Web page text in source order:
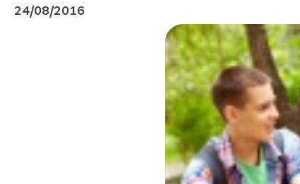
24/08/2016